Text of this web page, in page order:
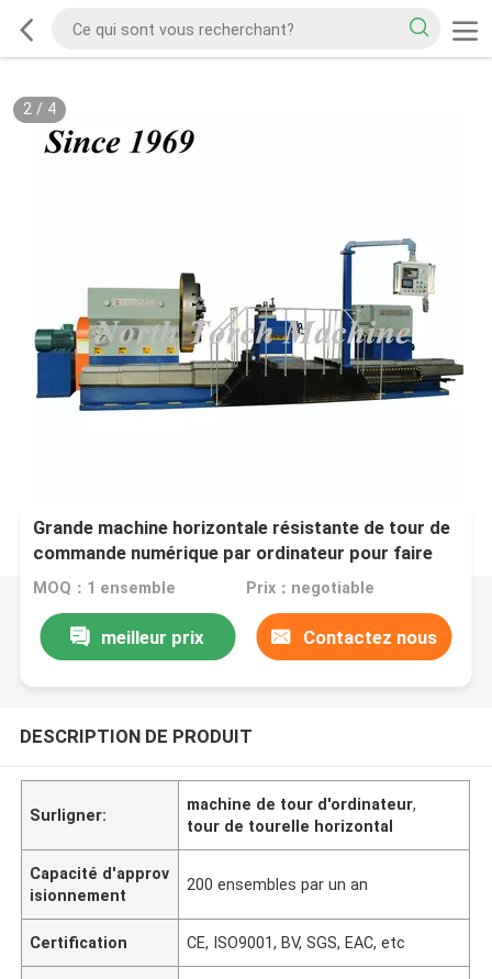
2/ 4
Grande machine horizontale résistante de tour de
commande numérique par ordinateur pour faire
tourner le rouleau de 6000 millimètres
MOQ：1 ensemble Prix：negotiable
meilleur prix Contactez nous
DESCRIPTION DE PRODUIT
Surligner:
machine de tour d'ordinateur,
tour de tourelle horizontal
Capacité d'approv
isionnement
200 ensembles par un an
Certification CE, ISO9001, BV, SGS, EAC, etc